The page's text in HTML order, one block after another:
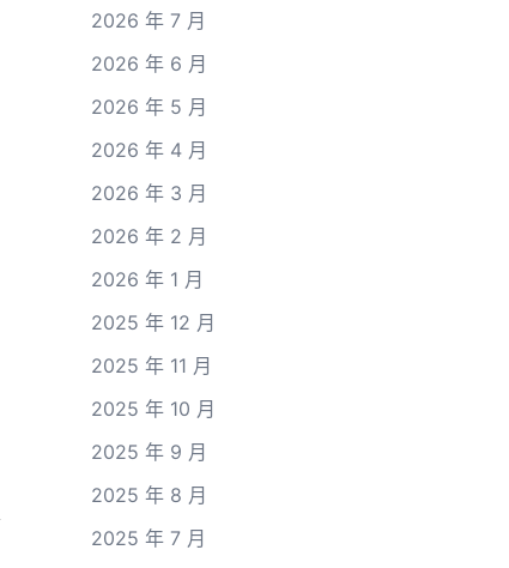
2026 年 7 月
2026 年 6 月
2026 年 5 月
2026 年 4 月
2026 年 3 月
2026 年 2 月
2026 年 1 月
2025 年 12 月
2025 年 11 月
2025 年 10 月
2025 年 9 月
2025 年 8 月
2025 年 7 月